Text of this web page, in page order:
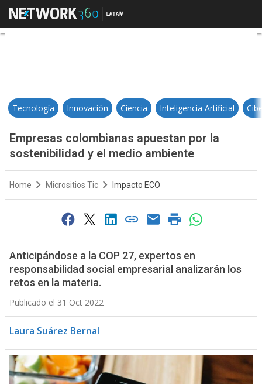
Empresas colombianas
Tecnología Innovación Ciencia Inteligencia Artificial
Empresas colombianas apuestan por la
sostenibilidad y el medio ambiente
Home Micrositios Tic Impacto ECO
Anticipándose a la COP 27, expertos en
responsabilidad social empresarial analizarán los
retos en la materia.
Publicado el 31 Oct 2022
Laura Suárez Bernal